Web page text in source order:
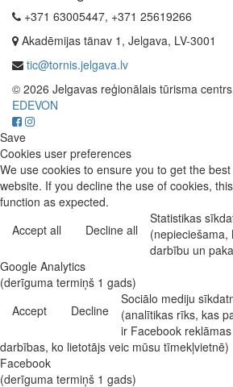
+371 63005447, +371 25619266
Akadēmijas tänav 1, Jelgava, LV-3001
tic@tornis.jelgava.lv
© 2026 Jelgavas reģionālais tūrisma
EDEVON
Save
Cookies user preferences
We use cookies to ensure you to get the
website. If you decline the use of cookies,
function as expected.
Accept all
Decline all
Statistikas
(nepieciešama,
darbību un
Google Analytics
(derīguma termiņš 1 gads)
Accept
Decline
Sociālo mediju
(analītikas rīks, kas
ir Facebook
darbības, ko lietotājs veic mūsu tīmekļvietnē)
Facebook
(derīguma termiņš 1 gads)